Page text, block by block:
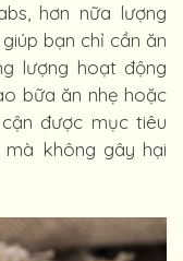
hơn nữa lượng
bạn chỉ cần ăn
lượng hoạt động
bữa ăn nhẹ hoặc
được mục tiêu
mà không gây hại